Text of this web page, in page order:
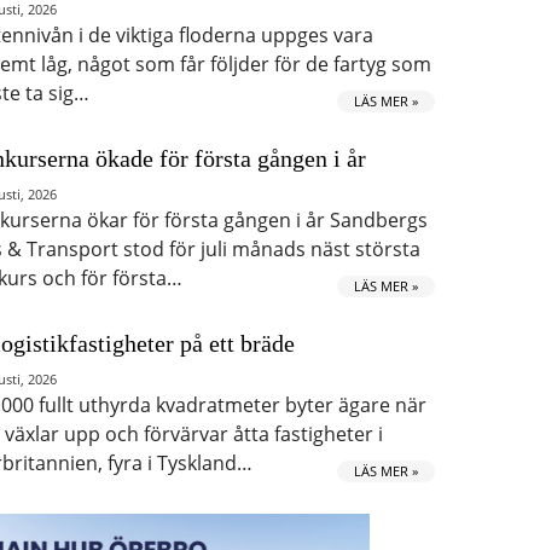
2026
i de viktiga floderna uppges vara
låg, något som får följder för de fartyg som
ta sig…
LÄS MER »
ökade för första gången i år
2026
ökar för första gången i år Sandbergs
& Transport stod för juli månads näst största
och för första…
LÄS MER »
på ett bräde
2026
fullt uthyrda kvadratmeter byter ägare när
växlar upp och förvärvar åtta fastigheter i
fyra i Tyskland…
LÄS MER »